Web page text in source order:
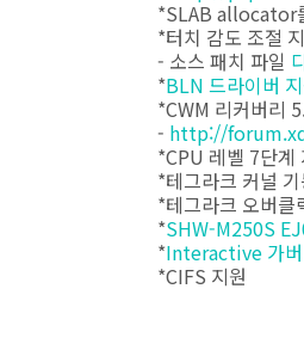
*SLAB allocator
*터치 감도 조절
- 소스 패치 파일
*BLN 드라이버
*CWM 리커버리
- http://
*CPU 레벨 7단
*테그라크 커널
*테그라크 오버
*SHW-M250S
*Interactive 가
*CIFS 지원